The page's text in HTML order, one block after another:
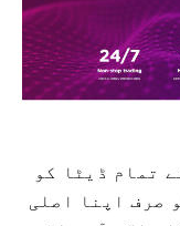
تمام ڈیٹا کو
صرف اپنا اصلی